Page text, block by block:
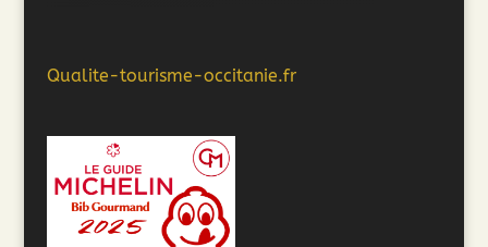
Qualite-tourisme-occitanie.fr